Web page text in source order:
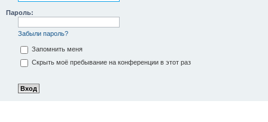
Пароль:
Забыли пароль?
Запомнить меня
Скрыть моё пребывание на конференции в этот раз